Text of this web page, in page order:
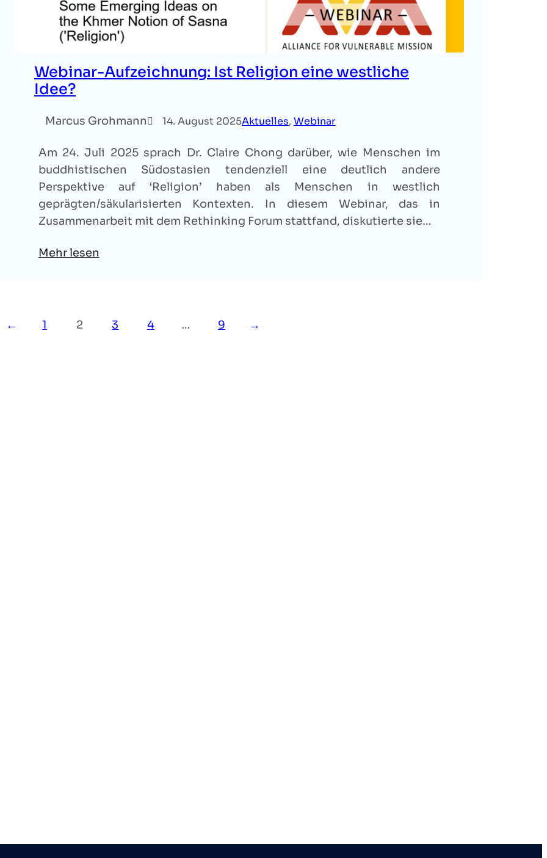
Webinar-Aufzeichnung: Ist Religion eine westliche
Idee?
Marcus Grohmann 14. August 2025Aktuelles, Webinar
Am 24. Juli 2025 sprach Dr. Claire Chong darüber, wie Menschen im
buddhistischen Südostasien tendenziell eine deutlich andere
Perspektive auf ‘Religion’ haben als Menschen in westlich
geprägten/säkularisierten Kontexten. In diesem Webinar, das in
Zusammenarbeit mit dem Rethinking Forum stattfand, diskutierte sie…
Mehr lesen
← 1 2 3 4 … 9 →